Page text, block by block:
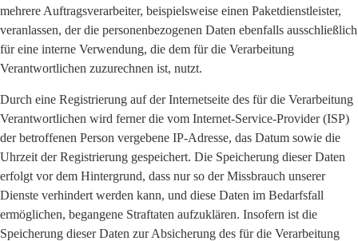
mehrere Auftragsverarbeiter, beispielsweise einen Paketdienstleister,
veranlassen, der die personenbezogenen Daten ebenfalls ausschließlich
für eine interne Verwendung, die dem für die Verarbeitung
Verantwortlichen zuzurechnen ist, nutzt.
Durch eine Registrierung auf der Internetseite des für die Verarbeitung
Verantwortlichen wird ferner die vom Internet-Service-Provider (ISP)
der betroffenen Person vergebene IP-Adresse, das Datum sowie die
Uhrzeit der Registrierung gespeichert. Die Speicherung dieser Daten
erfolgt vor dem Hintergrund, dass nur so der Missbrauch unserer
Dienste verhindert werden kann, und diese Daten im Bedarfsfall
ermöglichen, begangene Straftaten aufzuklären. Insofern ist die
Speicherung dieser Daten zur Absicherung des für die Verarbeitung